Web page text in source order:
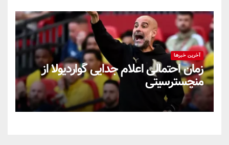
آخرین خبرها
زمان احتمالی اعلام جدایی گواردیولا از
منچسترسیتی